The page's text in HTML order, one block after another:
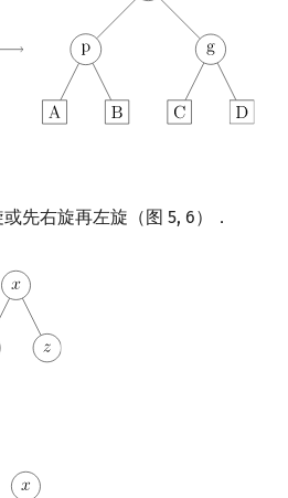
先右旋再左旋（图 5, 6）．